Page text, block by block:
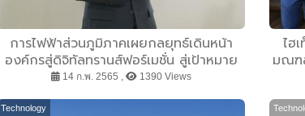
การไฟฟ้าส่วนภูมิภาคเผยกลยุทธ์เดินหน้า
องค์กรสู่ดิจิทัลทรานส์ฟอร์เมชั่น สู่เป้าหมาย
ดิจิทัลยูทิลิตี้
14 ก.พ. 2565 , 1390 Views
ไฮ
มณฑ
ออ
กระท
Technology